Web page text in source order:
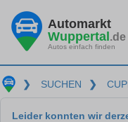
Automarkt
Wuppertal.de
Autos einfach finden
❯ SUCHEN ❯
Leider konnten wir